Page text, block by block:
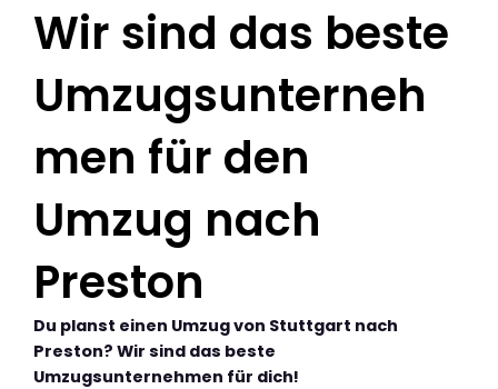
Wir sind das beste
Umzugsunterneh
men für den
Umzug nach
Preston
Du planst einen Umzug von Stuttgart nach
Preston? Wir sind das beste
Umzugsunternehmen für dich!